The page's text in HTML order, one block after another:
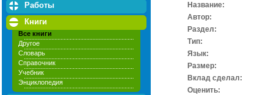
Работы
Книги
Все книги
Другое
Словарь
Справочник
Учебник
Энциклопедия
Название:
Автор:
Раздел:
Тип:
Язык:
Размер:
Вклад сделал:
Оценить: